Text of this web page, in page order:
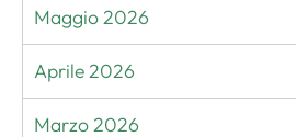
Maggio 2026
Aprile 2026
Marzo 2026